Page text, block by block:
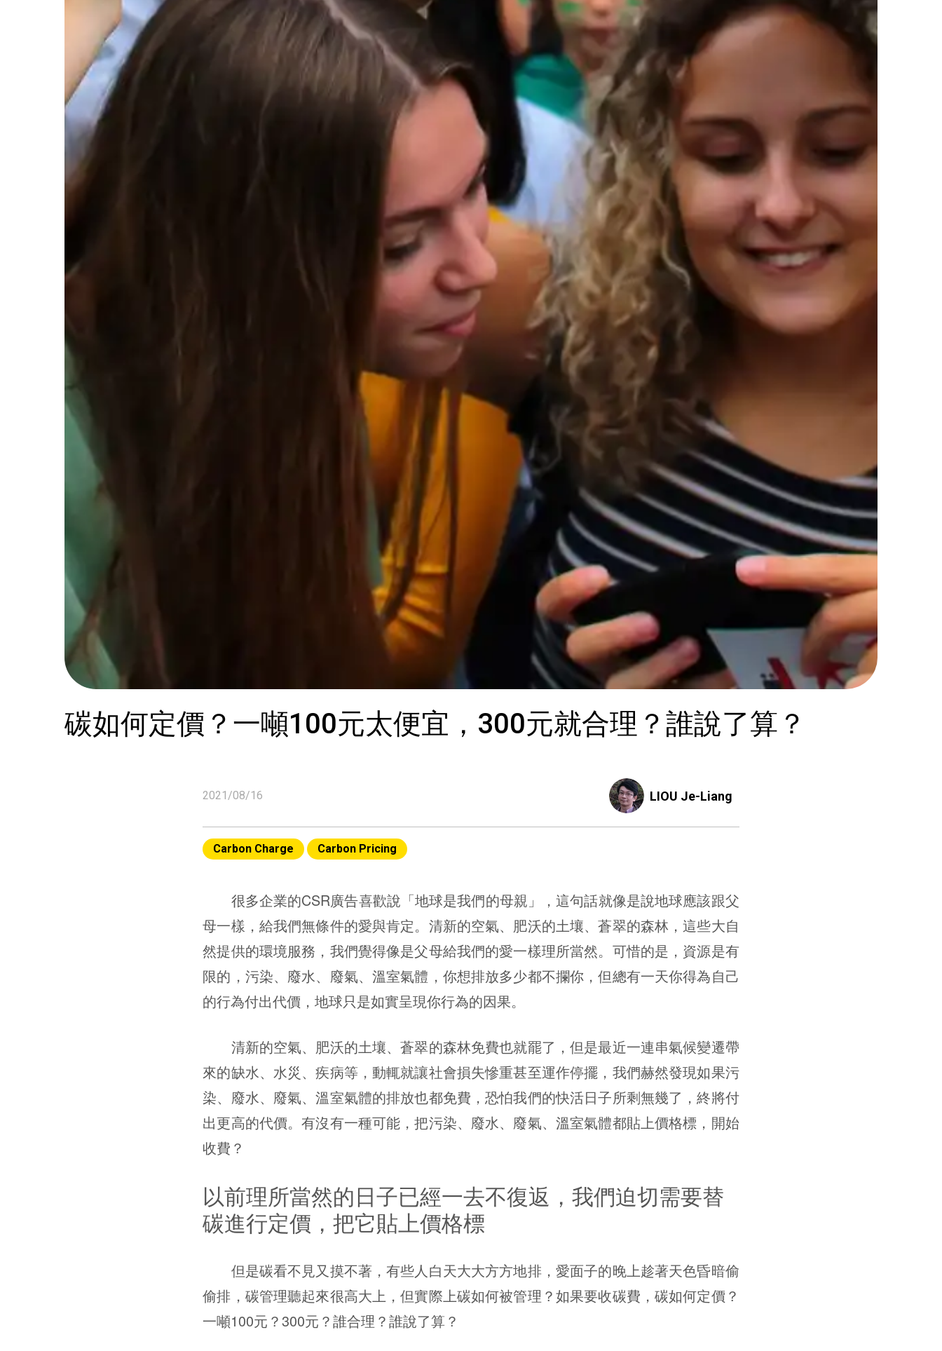
碳如何定價？一噸100元太便宜，300元就合理？誰說了算？
2021/08/16 LIOU Je-Liang
Carbon Charge Carbon Pricing
很多企業的CSR廣告喜歡說「地球是我們的母親」，這句話就像是說地球應該跟父
母一樣，給我們無條件的愛與肯定。清新的空氣、肥沃的土壤、蒼翠的森林，這些大自
然提供的環境服務，我們覺得像是父母給我們的愛一樣理所當然。可惜的是，資源是有
限的，污染、廢水、廢氣、溫室氣體，你想排放多少都不攔你，但總有一天你得為自己
的行為付出代價，地球只是如實呈現你行為的因果。
清新的空氣、肥沃的土壤、蒼翠的森林免費也就罷了，但是最近一連串氣候變遷帶
來的缺水、水災、疾病等，動輒就讓社會損失慘重甚至運作停擺，我們赫然發現如果污
染、廢水、廢氣、溫室氣體的排放也都免費，恐怕我們的快活日子所剩無幾了，終將付
出更高的代價。有沒有一種可能，把污染、廢水、廢氣、溫室氣體都貼上價格標，開始
收費？
以前理所當然的日子已經一去不復返，我們迫切需要替
碳進行定價，把它貼上價格標
但是碳看不見又摸不著，有些人白天大大方方地排，愛面子的晚上趁著天色昏暗偷
偷排，碳管理聽起來很高大上，但實際上碳如何被管理？如果要收碳費，碳如何定價？
一噸100元？300元？誰合理？誰說了算？